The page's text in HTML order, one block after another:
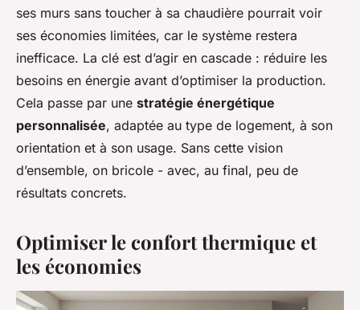
ses murs sans toucher à sa chaudière pourrait voir
ses économies limitées, car le système restera
inefficace. La clé est d’agir en cascade : réduire les
besoins en énergie avant d’optimiser la production.
Cela passe par une stratégie énergétique
personnalisée, adaptée au type de logement, à son
orientation et à son usage. Sans cette vision
d’ensemble, on bricole - avec, au final, peu de
résultats concrets.
Optimiser le confort thermique et
les économies